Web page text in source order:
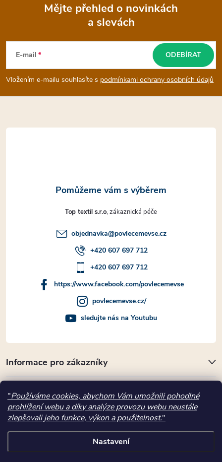
"Používáme cookies, abychom Vám umožnili pohodlné
prohlížení webu a díky analýze provozu webu neustále
zlepšovali jeho funkce, výkon a použitelnost."
Nastavení
p
t
Mějte přehled o novinkách
a slevách
E-mail
Vložením e-mailu souhlasíte s podmínkami ochrany osobních údajů
ODEBÍRAT
Informace pro zákazníky
Přijímáme online platby
Kde nás najdete
Top textil s.r.o
objednavka@povlecemevse.cz
+420 607 697 712
+420 607 697 712
https://www.facebook.com/povlecemevse
povlecemevse.cz/
sledujte nás na Youtubu